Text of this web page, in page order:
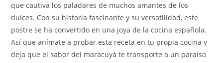
que cautiva los paladares de muchos amantes de los
dulces. Con su historia fascinante y su versatilidad, este
postre se ha convertido en una joya de la cocina española.
Así que anímate a probar esta receta en tu propia cocina y
deja que el sabor del maracuyá te transporte a un paraíso